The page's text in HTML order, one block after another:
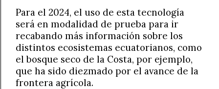
Para el 2024, el uso de esta tecnología
será en modalidad de prueba para ir
recabando más información sobre los
distintos ecosistemas ecuatorianos, como
el bosque seco de la Costa, por ejemplo,
que ha sido diezmado por el avance de la
frontera agrícola.